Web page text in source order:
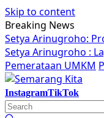
Skip to content
Breaking News
Setya Arinugroho:
Setya Arinugroho :
Pemerataan UMKM
InstagramTikTok